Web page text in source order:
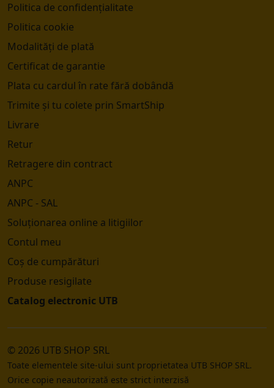
Politica de confidențialitate
Politica cookie
Modalități de plată
Certificat de garantie
Plata cu cardul în rate fără dobândă
Trimite și tu colete prin SmartShip
Livrare
Retur
Retragere din contract
ANPC
ANPC - SAL
Soluționarea online a litigiilor
Contul meu
Coș de cumpărături
Produse resigilate
Catalog electronic UTB
© 2026 UTB SHOP SRL
Toate elementele site-ului sunt proprietatea UTB SHOP SRL.
Orice copie neautorizată este strict interzisă